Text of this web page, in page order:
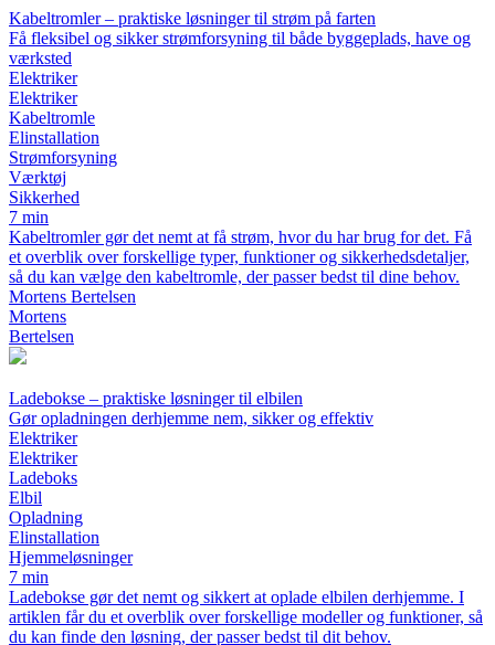
Kabeltromler – praktiske løsninger til strøm på farten
Få fleksibel og sikker strømforsyning til både byggeplads, have og
værksted
Elektriker
Elektriker
Kabeltromle
Elinstallation
Strømforsyning
Værktøj
Sikkerhed
7 min
Kabeltromler gør det nemt at få strøm, hvor du har brug for det. Få
et overblik over forskellige typer, funktioner og sikkerhedsdetaljer,
så du kan vælge den kabeltromle, der passer bedst til dine behov.
Mortens Bertelsen
Mortens
Bertelsen
Ladebokse – praktiske løsninger til elbilen
Gør opladningen derhjemme nem, sikker og effektiv
Elektriker
Elektriker
Ladeboks
Elbil
Opladning
Elinstallation
Hjemmeløsninger
7 min
Ladebokse gør det nemt og sikkert at oplade elbilen derhjemme. I
artiklen får du et overblik over forskellige modeller og funktioner, så
du kan finde den løsning, der passer bedst til dit behov.